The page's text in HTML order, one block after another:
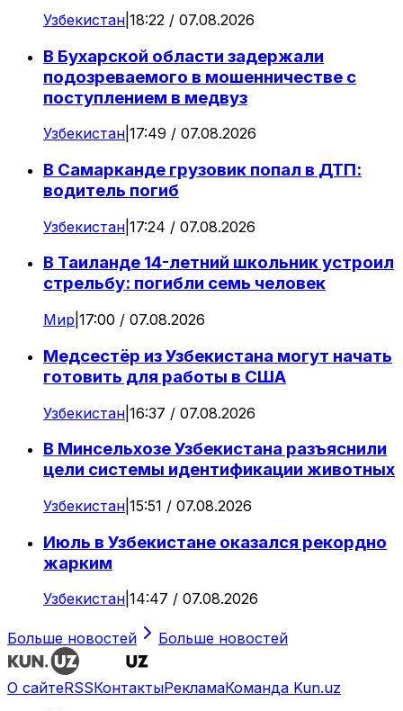
Узбекистан 18:22 / 07.08.2026
В Бухарской области задержали
подозреваемого в мошенничестве с
поступлением в медвуз
Узбекистан 17:49 / 07.08.2026
В Самарканде грузовик попал в ДТП:
водитель погиб
Узбекистан 17:24 / 07.08.2026
В Таиланде 14-летний школьник устроил
стрельбу: погибли семь человек
Мир 17:00 / 07.08.2026
Медсестёр из Узбекистана могут начать
готовить для работы в США
Узбекистан 16:37 / 07.08.2026
В Минсельхозе Узбекистана разъяснили
цели системы идентификации животных
Узбекистан 15:51 / 07.08.2026
Июль в Узбекистане оказался рекордно
жарким
Узбекистан 14:47 / 07.08.2026
Больше новостей Больше новостей
О сайтеRSSКонтактыРекламаКоманда Kun.uz